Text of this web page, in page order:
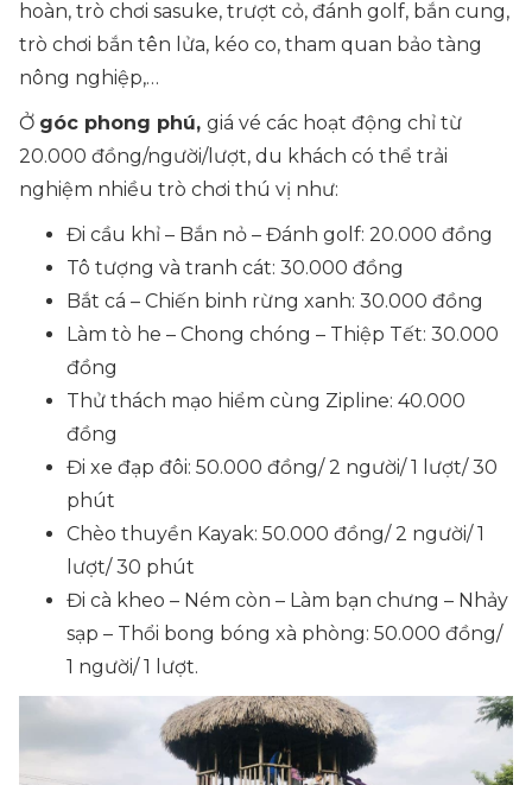
hoàn, trò chơi sasuke, trượt cỏ, đánh golf, bắn cung,
trò chơi bắn tên lửa, kéo co, tham quan bảo tàng
nông nghiệp,…
Ở góc phong phú, giá vé các hoạt động chỉ từ
20.000 đồng/người/lượt, du khách có thể trải
nghiệm nhiều trò chơi thú vị như:
Đi cầu khỉ – Bắn nỏ – Đánh golf: 20.000 đồng
Tô tượng và tranh cát: 30.000 đồng
Bắt cá – Chiến binh rừng xanh: 30.000 đồng
Làm tò he – Chong chóng – Thiệp Tết: 30.000
đồng
Thử thách mạo hiểm cùng Zipline: 40.000
đồng
Đi xe đạp đôi: 50.000 đồng/ 2 người/ 1 lượt/ 30
phút
Chèo thuyền Kayak: 50.000 đồng/ 2 người/ 1
lượt/ 30 phút
Đi cà kheo – Ném còn – Làm bạn chưng – Nhảy
sạp – Thổi bong bóng xà phòng: 50.000 đồng/
1 người/ 1 lượt.